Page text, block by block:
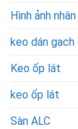
Hình ảnh
keo dán gạch
Keo ốp lát
keo ốp lát
Sàn ALC